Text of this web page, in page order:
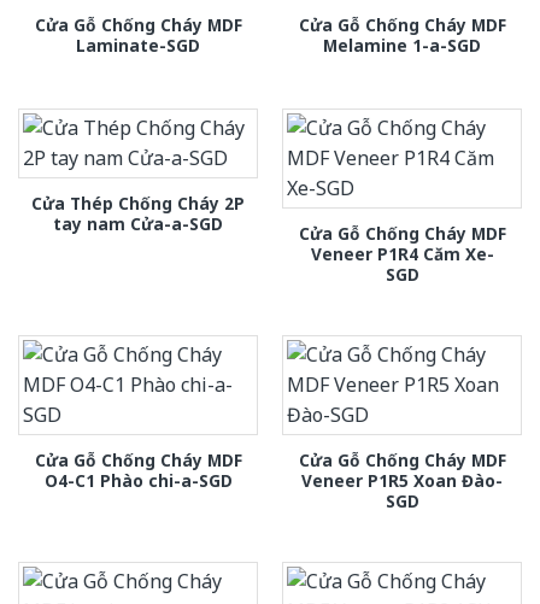
Cửa Gỗ Chống Cháy MDF
Laminate-SGD
Cửa Gỗ Chống Cháy MDF
Melamine 1-a-SGD
Cửa Thép Chống Cháy 2P
tay nam Cửa-a-SGD
Cửa Gỗ Chống Cháy MDF
Veneer P1R4 Căm Xe-
SGD
Cửa Gỗ Chống Cháy MDF
O4-C1 Phào chi-a-SGD
Cửa Gỗ Chống Cháy MDF
Veneer P1R5 Xoan Đào-
SGD